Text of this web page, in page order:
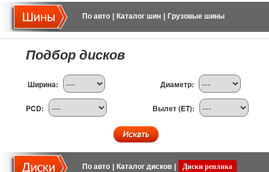
По авто Каталог шин Грузовые шины
Подбор дисков
Ширина: Диаметр:
PCD: Вылет (ET):
По авто Каталог дисков Диски реплика